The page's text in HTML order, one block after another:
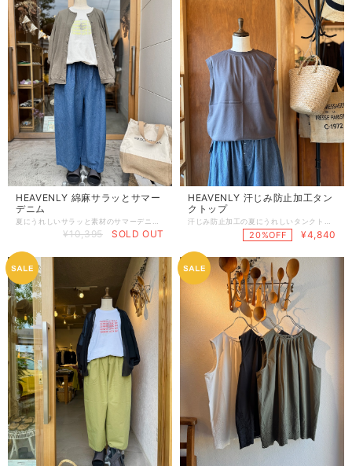
HEAVENLY 綿麻サラッとサマー
デニム
¥10,395 SOLD OUT
HEAVENLY 汗じみ防止加工タン
クトップ
20%OFF ¥4,840